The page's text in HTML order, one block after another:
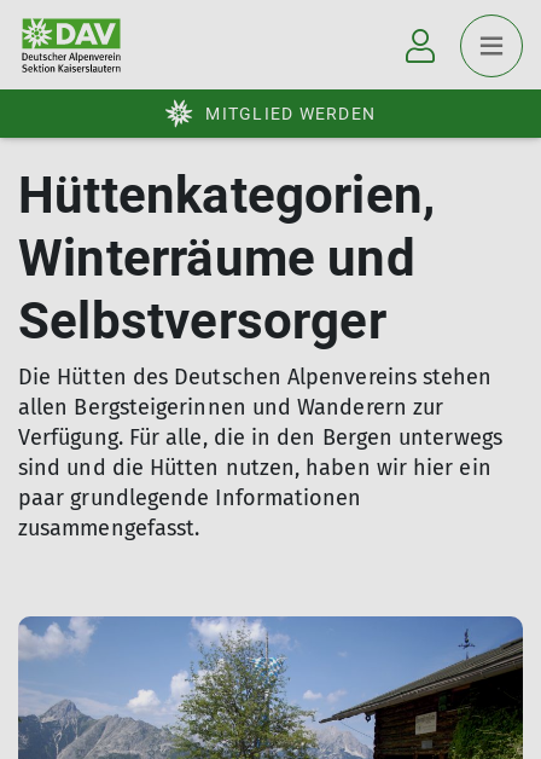
MITGLIED WERDEN
Hüttenkategorien,
Winterräume und
Selbstversorger
Die Hütten des Deutschen Alpenvereins stehen
allen Bergsteigerinnen und Wanderern zur
Verfügung. Für alle, die in den Bergen unterwegs
sind und die Hütten nutzen, haben wir hier ein
paar grundlegende Informationen
zusammengefasst.